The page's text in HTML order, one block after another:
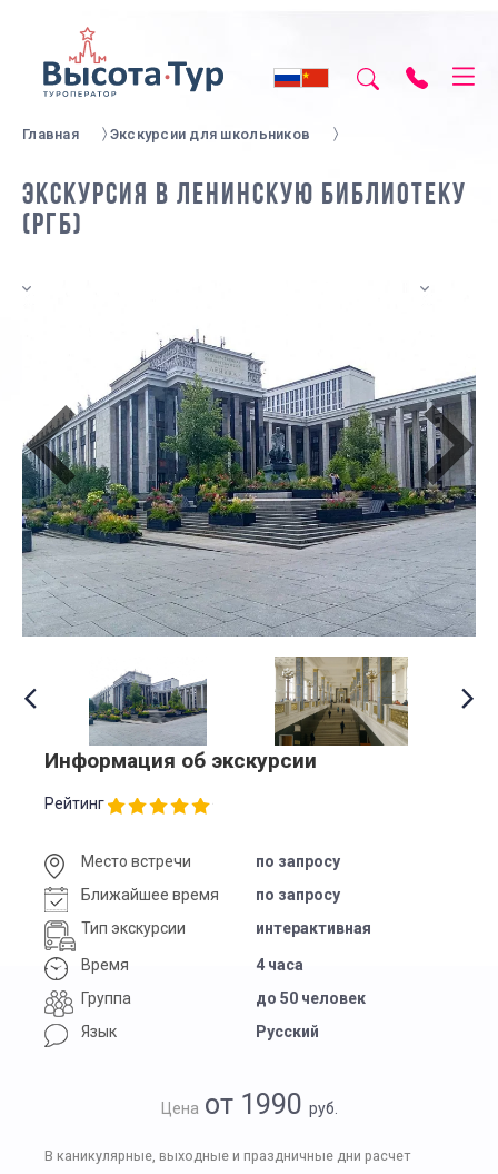
Главная Экскурсии для школьников
ЭКСКУРСИЯ В ЛЕНИНСКУЮ БИБЛИОТЕКУ
(РГБ)
Информация об экскурсии
Рейтинг
Место встречи
по запросу
Ближайшее время
по запросу
Тип экскурсии
интерактивная
Время
4 часа
Группа
до 50 человек
Язык
Русский
Цена от 1990 руб.
В каникулярные, выходные и праздничные дни расчет